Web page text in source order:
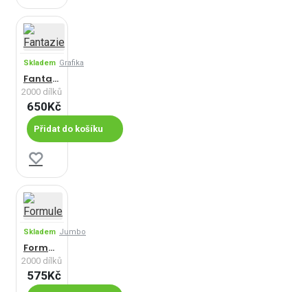
Skladem Grafika
Fantazie
2000 dílků
650Kč
Přidat do košíku
Skladem Jumbo
Formule
2000 dílků
575Kč